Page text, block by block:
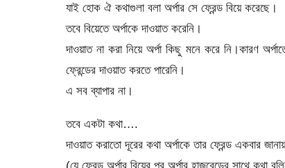
যাই হোক ঐ কথাগুলা বলা অর্পার সে ফ্রেন্ড বিয়ে করেছে।
তবে বিয়েতে অর্পাকে দাওয়াত করেনি।
দাওয়াত না করা নিয়ে অর্পা কিছু মনে করে নি।কারণ
ফ্রেন্ডের দাওয়াত করতে পারেনি।
এ সব ব্যাপার না।
তবে একটা কথা….
দাওয়াত করাতো দূরের কথা অর্পাকে তার ফ্রেন্ড একবার
(যে ফ্রেন্ড অর্পার বিয়ের পর অর্পার হাজবেন্ডের সাথে কথা